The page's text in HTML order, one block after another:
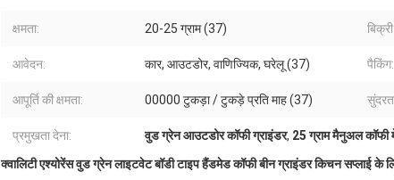
क्षमता: 20-25 ग्राम (37)
आवेदन: कार, ​​आउटडोर, वाणिज्यिक, घरेलू (37) पैकिंग:
आपूर्ति की क्षमता: 00000 टुकड़ा / टुकड़े प्रति माह (37)
प्रमुखता देना: वुड ग्रेन आउटडोर कॉफी ग्राइंडर, 25 ग्राम मैनुअल कॉफी
क्वालिटी एश्योरेंस वुड ग्रेन लाइटवेट बॉडी टाइप हैंडमेड कॉफी बीन ग्राइंडर किचन सप्लाई के